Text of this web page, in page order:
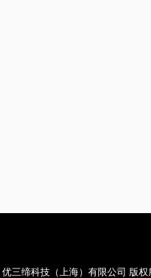
优三缔科技（上海）有限公司 版权